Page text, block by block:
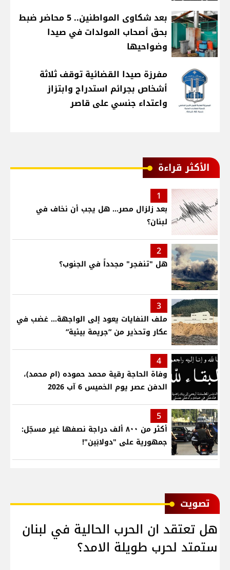
بعد شكاوى المواطنين.. 5 محاضر ضبط
بحق أصحاب المولدات في صيدا
وضواحيها
مفرزة صيدا القضائية توقف ثلاثة
أشخاص بجرائم استدراج وابتزاز
واعتداء جنسي على قاصر
الأكثر قراءة
1
بعد زلزال مصر... هل يجب أن نخاف في
لبنان؟
2
هل "تنفجر" مجدداً في الجنوب؟
3
ملف النفايات يعود إلى الواجهة… غضب في
عكار وتحذير من “جريمة بيئية“
4
وفاة الحاجة رقية محمد حموده (ام محمد)،
الدفن عصر يوم الخميس 6 آب 2026
5
أكثر من ٨٠٠ ألف دراجة نصفها غير مسجّل:
جمهورية على "دولابَين"!
ﺗﺼﻮﻳﺖ
هل تعتقد ان الحرب الحالية في لبنان
ستمتد لحرب طويلة الامد؟